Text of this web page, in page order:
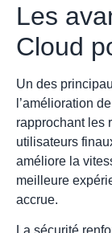
Les
Cloud
Un des
l’amélioration
rapprochant les
utilisateurs
améliore la
meilleure
accrue.
La sécurité